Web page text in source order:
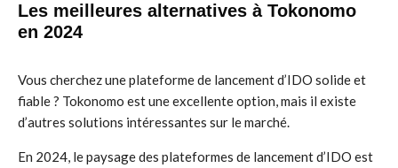
Les meilleures alternatives à Tokonomo
en 2024
Vous cherchez une plateforme de lancement d’IDO solide et
fiable ? Tokonomo est une excellente option, mais il existe
d’autres solutions intéressantes sur le marché.
En 2024, le paysage des plateformes de lancement d’IDO est